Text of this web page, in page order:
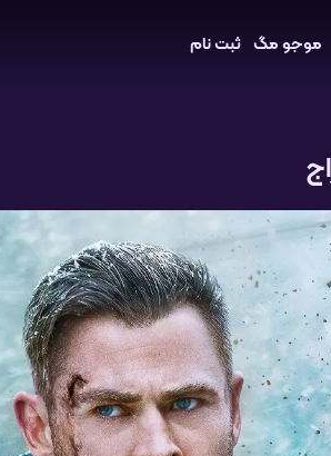
موجو مگ ثبت نام